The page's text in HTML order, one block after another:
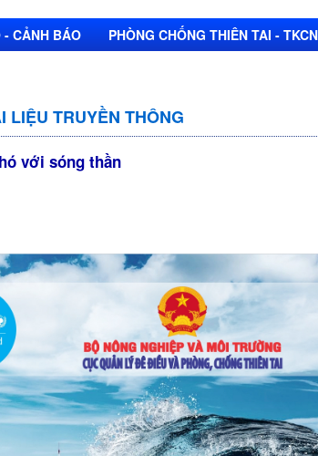
- CẢNH BÁO PHÒNG CHỐNG THIÊN TAI - TKCN
LIỆU TRUYỀN THÔNG
với sóng thần